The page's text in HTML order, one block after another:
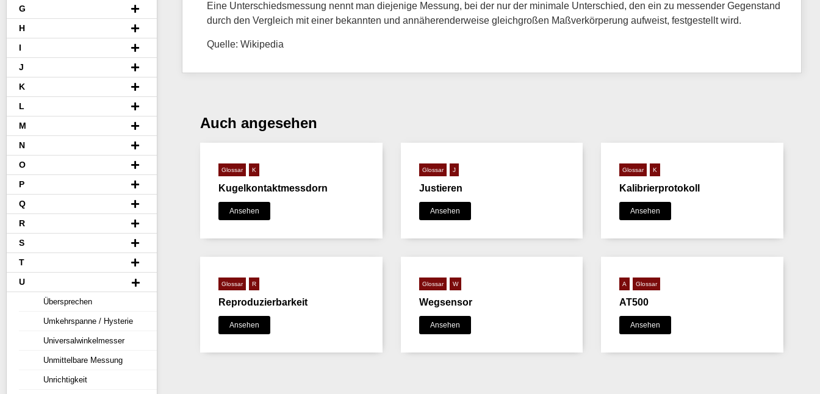
G
H
I
J
K
L
M
N
O
P
Q
R
S
T
U
Übersprechen
Umkehrspanne / Hysterie
Universalwinkelmesser
Unmittelbare Messung
Unrichtigkeit
Eine Unterschiedsmessung nennt man diejenige Messung, bei der nur der minimale Unterschied, den ein zu messender Gegenstand
durch den Vergleich mit einer bekannten und annäherenderweise gleichgroßen Maßverkörperung aufweist, festgestellt wird.
Quelle: Wikipedia
Auch angesehen
Glossar K
Kugelkontaktmessdorn
Ansehen
Glossar J
Justieren
Ansehen
Glossar K
Kalibrierprotokoll
Ansehen
Glossar R
Reproduzierbarkeit
Ansehen
Glossar W
Wegsensor
Ansehen
A Glossar
AT500
Ansehen